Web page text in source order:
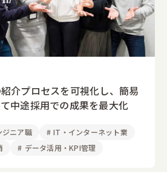
介プロセスを可視化し、簡易
中途採用での成果を最大化
ジニア職 # IT・インターネット業
# データ活用・KPI管理